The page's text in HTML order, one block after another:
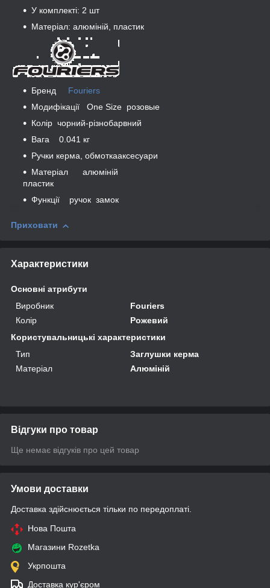
У комплекті: 2 шт
Матеріал: алюміній, пластик
Бренд Fouriers
Модифікації One Size розовые
Колір чорний-різнобарвний
Вага 0.041 кг
Ручки керма, обмоткааксесуари
Матеріал алюміній
пластик
Функції ручок замок
Приховати
Характеристики
Основні атрибути
Виробник
Fouriers
Колір
Рожевий
Користувальницькі характеристики
Тип
Заглушки керма
Матеріал
Алюміній
Відгуки про товар
Ще немає відгуків про цей товар
Умови доставки
Доставка здійснюється тільки по передоплаті.
Нова Пошта
Магазини Rozetka
Укрпошта
Доставка кур'єром